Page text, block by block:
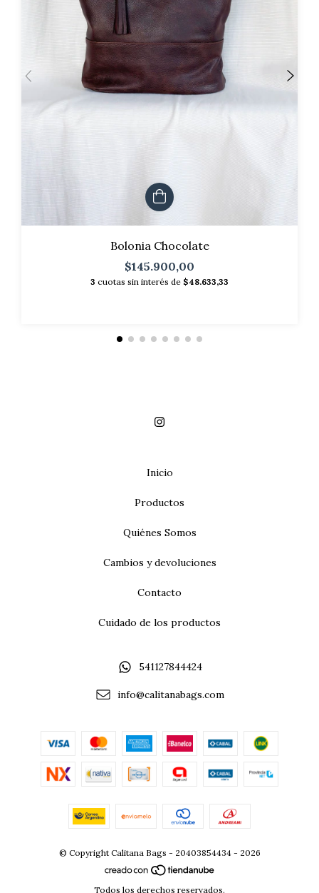
Bolonia Chocolate
$145.900,00
3 cuotas sin interés de $48.633,33
Inicio
Productos
Quiénes Somos
Cambios y devoluciones
Contacto
Cuidado de los productos
541127844424
info@calitanabags.com
© Copyright Calitana Bags - 20403854434 - 2026
Todos los derechos reservados.